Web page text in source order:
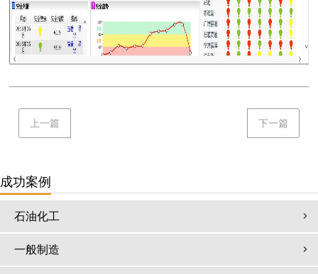
上一篇 下一篇
成功案例
石油化工
一般制造